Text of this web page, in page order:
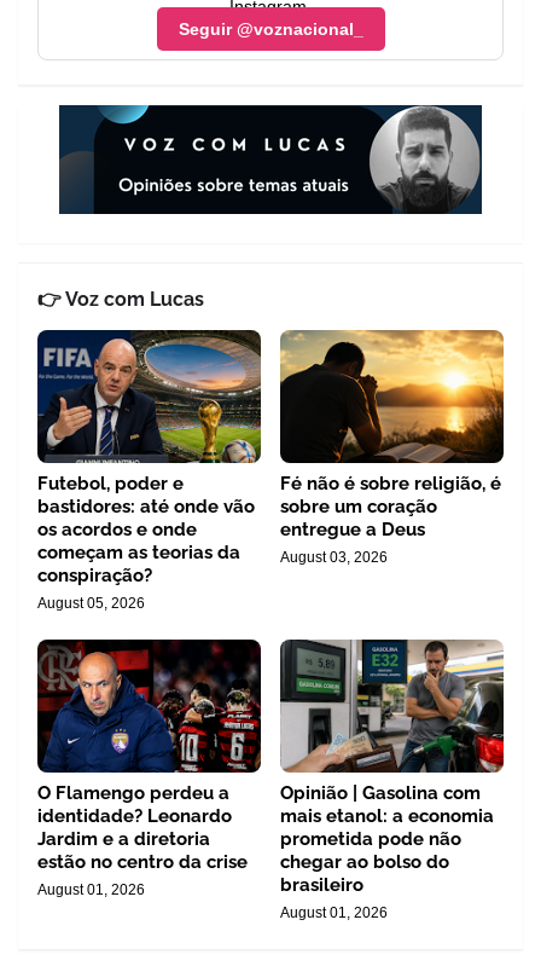
Instagram.
Seguir @voznacional_
👉 Voz com Lucas
Futebol, poder e
bastidores: até onde vão
os acordos e onde
começam as teorias da
conspiração?
August 05, 2026
Fé não é sobre religião, é
sobre um coração
entregue a Deus
August 03, 2026
O Flamengo perdeu a
identidade? Leonardo
Jardim e a diretoria
estão no centro da crise
August 01, 2026
Opinião | Gasolina com
mais etanol: a economia
prometida pode não
chegar ao bolso do
brasileiro
August 01, 2026